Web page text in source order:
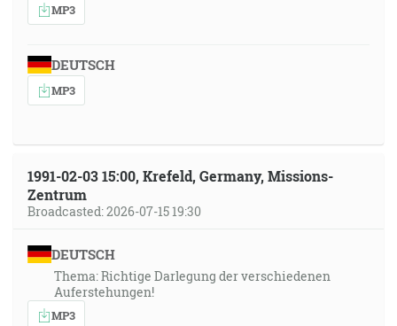
MP3
DEUTSCH
MP3
1991-02-03 15:00, Krefeld, Germany, Missions-
Zentrum
Broadcasted: 2026-07-15 19:30
DEUTSCH
Thema: Richtige Darlegung der verschiedenen
Auferstehungen!
MP3